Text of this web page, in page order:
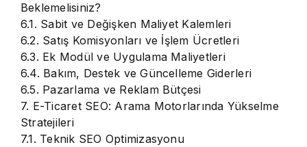
Beklemelisiniz?
6.1. Sabit ve Değişken Maliyet Kalemleri
6.2. Satış Komisyonları ve İşlem Ücretleri
6.3. Ek Modül ve Uygulama Maliyetleri
6.4. Bakım, Destek ve Güncelleme Giderleri
6.5. Pazarlama ve Reklam Bütçesi
7. E-Ticaret SEO: Arama Motorlarında Yükselme
Stratejileri
7.1. Teknik SEO Optimizasyonu